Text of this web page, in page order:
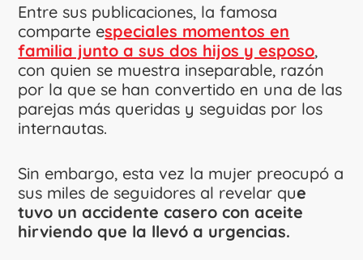
Entre sus publicaciones, la famosa
comparte especiales momentos en
familia junto a sus dos hijos y esposo,
con quien se muestra inseparable, razón
por la que se han convertido en una de las
parejas más queridas y seguidas por los
internautas.
Sin embargo, esta vez la mujer preocupó a
sus miles de seguidores al revelar que
tuvo un accidente casero con aceite
hirviendo que la llevó a urgencias.